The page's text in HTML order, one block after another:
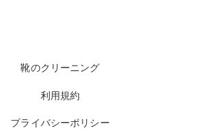
靴のクリーニング
利用規約
プライバシーポリシー